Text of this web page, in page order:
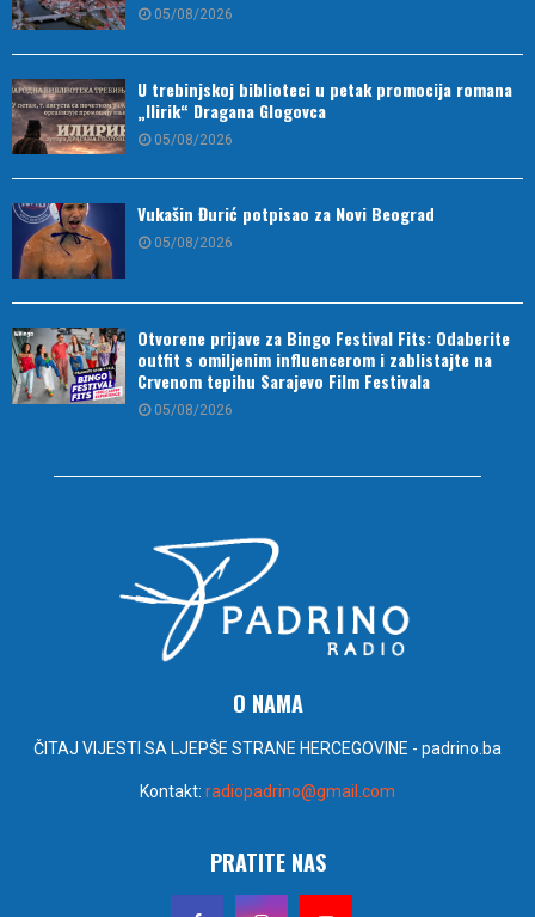
05/08/2026
U trebinjskoj biblioteci u petak promocija romana
„Ilirik“ Dragana Glogovca
05/08/2026
Vukašin Đurić potpisao za Novi Beograd
05/08/2026
Otvorene prijave za Bingo Festival Fits: Odaberite
outfit s omiljenim influencerom i zablistajte na
Crvenom tepihu Sarajevo Film Festivala
05/08/2026
O NAMA
ČITAJ VIJESTI SA LJEPŠE STRANE HERCEGOVINE - padrino.ba
Kontakt: radiopadrino@gmail.com
PRATITE NAS